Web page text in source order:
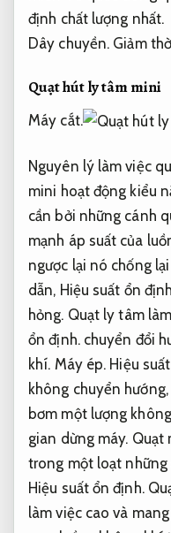
định chất lượng nhất.
Dây chuyền. Giảm
Quạt hút ly tâm mini
Máy cắt.
Nguyên lý làm việc
mini hoạt động kiểu
cần bởi những cánh
mạnh áp suất của
ngược lại nó chống
dẫn, Hiệu suất ổn
hỏng. Quạt ly tâm
ổn định.chuyển đổi
khí. Máy ép. Hiệu
không chuyển hướng,
bơm một lượng
gian dừng máy. Quạt
trong một loạt những
Hiệu suất ổn định.
làm việc cao và